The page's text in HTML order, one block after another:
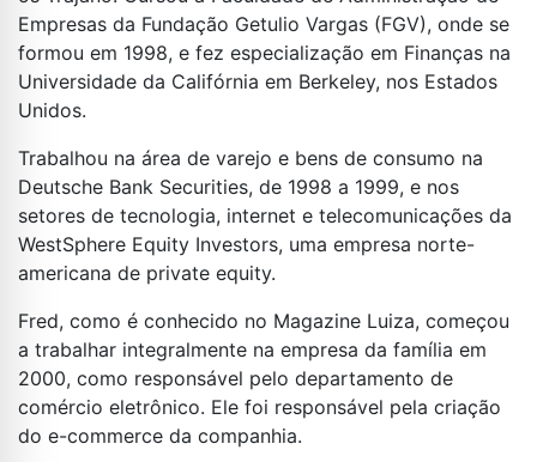
Empresas da Fundação Getulio Vargas (FGV), onde se
formou em 1998, e fez especialização em Finanças na
Universidade da Califórnia em Berkeley, nos Estados
Unidos.
Trabalhou na área de varejo e bens de consumo na
Deutsche Bank Securities, de 1998 a 1999, e nos
setores de tecnologia, internet e telecomunicações da
WestSphere Equity Investors, uma empresa norte-
americana de private equity.
Fred, como é conhecido no Magazine Luiza, começou
a trabalhar integralmente na empresa da família em
2000, como responsável pelo departamento de
comércio eletrônico. Ele foi responsável pela criação
do e-commerce da companhia.